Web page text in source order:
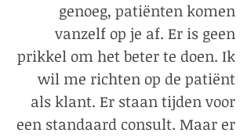
genoeg, patiënten komen
vanzelf op je af. Er is geen
prikkel om het beter te doen. Ik
wil me richten op de patiënt
als klant. Er staan tijden voor
een standaard consult. Maar er